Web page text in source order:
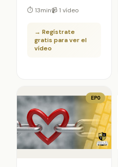
Alejandra García para
aspectos más
relevantes sobre el
Sistema Nervioso que
claves sobre la
anatomía y
clasificación del SN.
⏱ 13min📹 1 vídeo
→ Regístrate
gratis para ver el
vídeo
EPO